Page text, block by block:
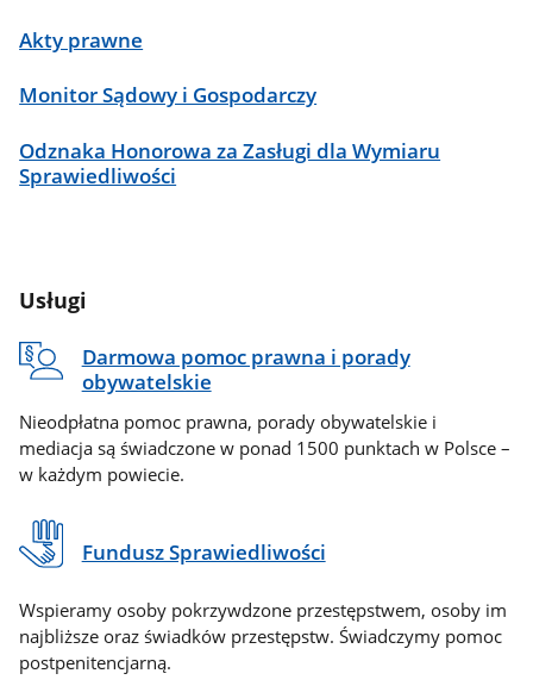
Akty prawne
Monitor Sądowy i Gospodarczy
Odznaka Honorowa za Zasługi dla Wymiaru
Sprawiedliwości
Usługi
Darmowa pomoc prawna i porady
obywatelskie
Nieodpłatna pomoc prawna, porady obywatelskie i
mediacja są świadczone w ponad 1500 punktach w Polsce –
w każdym powiecie.
Fundusz Sprawiedliwości
Wspieramy osoby pokrzywdzone przestępstwem, osoby im
najbliższe oraz świadków przestępstw. Świadczymy pomoc
postpenitencjarną.